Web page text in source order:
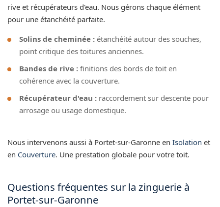
rive et récupérateurs d'eau. Nous gérons chaque élément
pour une étanchéité parfaite.
Solins de cheminée : étanchéité autour des souches,
point critique des toitures anciennes.
Bandes de rive : finitions des bords de toit en
cohérence avec la couverture.
Récupérateur d'eau : raccordement sur descente pour
arrosage ou usage domestique.
Nous intervenons aussi à Portet-sur-Garonne en Isolation et
en Couverture. Une prestation globale pour votre toit.
Questions fréquentes sur la zinguerie à
Portet-sur-Garonne